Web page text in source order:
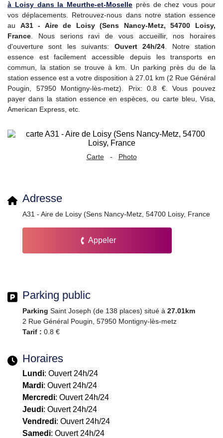
à Loisy dans la Meurthe-et-Moselle près de chez vous pour
vos déplacements. Retrouvez-nous dans notre station essence
au A31 - Aire de Loisy (Sens Nancy-Metz, 54700 Loisy,
France . Nous serions ravi de vous accueillir, nos horaires
d'ouverture sont les suivants: Ouvert 24h/24 . Notre station
essence est facilement accessible depuis les transports en
commun, la station se trouve à km. Un parking près du de la
station essence est a votre disposition à 27.01 km (2 Rue Général
Pougin, 57950 Montigny-lès-metz). Prix: 0.8 €. Vous pouvez
payer dans la station essence en espèces, ou carte bleu, Visa,
American Express, etc.
Carte - Photo
Adresse
A31 - Aire de Loisy (Sens Nancy-Metz, 54700 Loisy, France
Appeler
Parking public
Parking Saint Joseph (de 138 places) situé à 27.01km
2 Rue Général Pougin, 57950 Montigny-lès-metz
Tarif : 0.8 €
Horaires
Lundi: Ouvert 24h/24
Mardi: Ouvert 24h/24
Mercredi: Ouvert 24h/24
Jeudi: Ouvert 24h/24
Vendredi: Ouvert 24h/24
Samedi: Ouvert 24h/24